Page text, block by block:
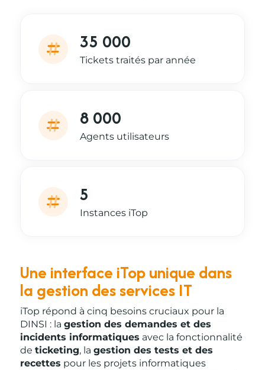
35 000
Tickets traités par année
8 000
Agents utilisateurs
5
Instances iTop
Une interface iTop unique dans
la gestion des services IT
iTop répond à cinq besoins cruciaux pour la
DINSI : la gestion des demandes et des
incidents informatiques avec la fonctionnalité
de ticketing, la gestion des tests et des
recettes pour les projets informatiques